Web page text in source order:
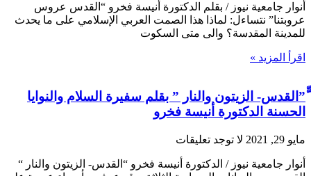
أنوار جامعية نيوز / بقلم الدكتورة أنيسة فخرو “القدس عروس
عروبتنا” نتساءل: لماذا هذا الصمت العربي الإسلامي على ما يحدث
للمدينة المقدسة؟ والى متى السكوت
اقرأ المزيد »
ّّ”القدس- الزيتون والنار ” بقلم سفيرة السلام والنوايا
الحسنة الدكتورة أنيسة فخرو
مايو 29, 2021 لا توجد تعليقات
أنوار جامعية نيوز / الدكتورة أنيسة فخرو “القدس- الزيتون والنار “